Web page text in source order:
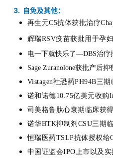
3. 自免及其他：
再生元C5抗体获批治疗
辉瑞RSV疫苗获批用于孕
电一下就快乐了—DBS治疗
Sage Zuranolone获批产后
Vistagen社恐药PH94B三期
诺和诺德10.75亿美元收购
司美格鲁肽心衰期临床获
诺华BTK抑制剂CSU三期
恒瑞医药TSLP抗体授权给
中国证监会IPO上市以及